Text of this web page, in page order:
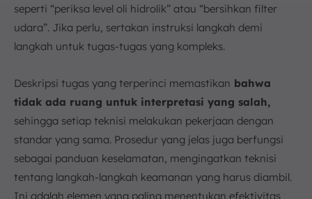
seperti “periksa level oli hidrolik” atau “bersihkan filter
udara”. Jika perlu, sertakan instruksi langkah demi
langkah untuk tugas-tugas yang kompleks.
Deskripsi tugas yang terperinci memastikan bahwa
tidak ada ruang untuk interpretasi yang salah,
sehingga setiap teknisi melakukan pekerjaan dengan
standar yang sama. Prosedur yang jelas juga berfungsi
sebagai panduan keselamatan, mengingatkan teknisi
tentang langkah-langkah keamanan yang harus diambil.
Ini adalah elemen yang paling menentukan efektivitas